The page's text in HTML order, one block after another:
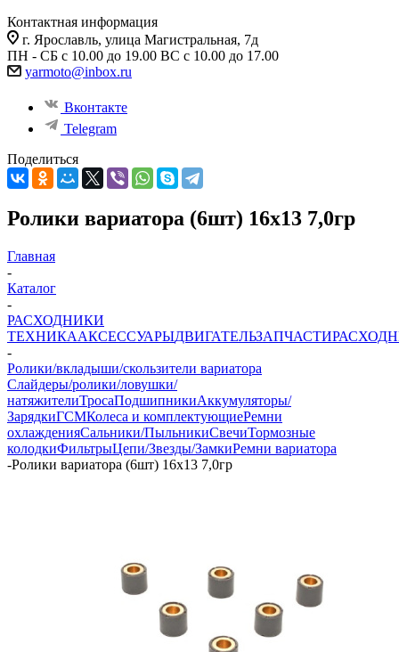
Контактная информация
г. Ярославль, улица Магистральная, 7д
ПН - СБ с 10.00 до 19.00 ВС с 10.00 до 17.00
yarmoto@inbox.ru
Вконтакте
Telegram
Поделиться
Ролики вариатора (6шт) 16х13 7,0гр
Главная
-
Каталог
-
РАСХОДНИКИ
ТЕХНИКААКСЕССУАРЫДВИГАТЕЛЬЗАПЧАСТИ
-
Ролики/вкладыши/скользители вариатора
Слайдеры/ролики/ловушки/
натяжителиТросаПодшипникиАккумуляторы/
ЗарядкиГСМКолеса и комплектующиеРемни
охлажденияСальники/ПыльникиСвечиТормозные
колодкиФильтрыЦепи/Звезды/ЗамкиРемни вариатора
-Ролики вариатора (6шт) 16х13 7,0гр